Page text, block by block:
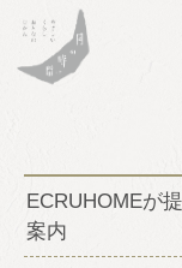
ECRUHOMEが
案内